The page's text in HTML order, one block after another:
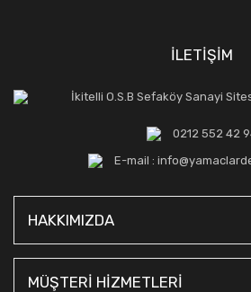
İLETİŞİM
İkitelli O.S.B Sefaköy Sanayi
0212 552 42
E-mail :
HAKKIMIZDA
MÜŞTERİ HİZMETLERİ